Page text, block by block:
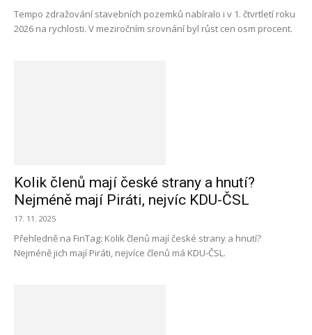
Tempo zdražování stavebních pozemků nabíralo i v 1. čtvrtletí roku
2026 na rychlosti. V meziročním srovnání byl růst cen osm procent.
Kolik členů mají české strany a hnutí?
Nejméně mají Piráti, nejvíc KDU-ČSL
17. 11. 2025
Přehledně na FinTag: Kolik členů mají české strany a hnutí?
Nejméně jich mají Piráti, nejvíce členů má KDU-ČSL.